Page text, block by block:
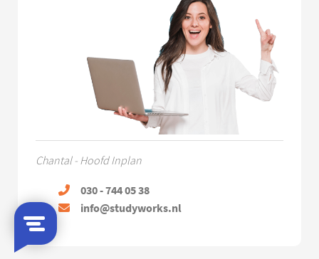
Chantal - Hoofd Inplan
030 - 744 05 38
info@studyworks.nl